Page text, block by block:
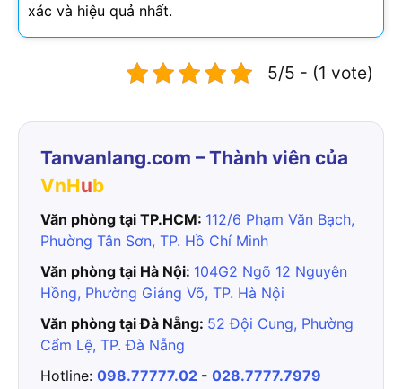
xác và hiệu quả nhất.
5/5 - (1 vote)
Tanvanlang.com – Thành viên của
VnHub
Văn phòng tại TP.HCM: 112/6 Phạm Văn Bạch,
Phường Tân Sơn, TP. Hồ Chí Minh
Văn phòng tại Hà Nội: 104G2 Ngõ 12 Nguyên
Hồng, Phường Giảng Võ, TP. Hà Nội
Văn phòng tại Đà Nẵng: 52 Đội Cung, Phường
Cẩm Lệ, TP. Đà Nẵng
Hotline: 098.77777.02 - 028.7777.7979